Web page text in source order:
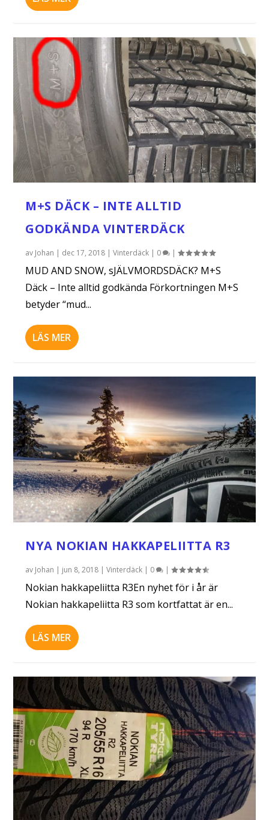
M+S DÄCK – INTE ALLTID
GODKÄNDA VINTERDÄCK
av Johan | dec 17, 2018 |Vinterdäck | 0 |
MUD AND SNOW, sJÄLVMORDSDÄCK? M+S
Däck – Inte alltid godkända Förkortningen M+S
betyder “mud...
LÄS MER
NYA NOKIAN HAKKAPELIITTA R3
av Johan | jun 8, 2018 |Vinterdäck | 0 |
Nokian hakkapeliitta R3En nyhet för i år är
Nokian hakkapeliitta R3 som kortfattat är en...
LÄS MER